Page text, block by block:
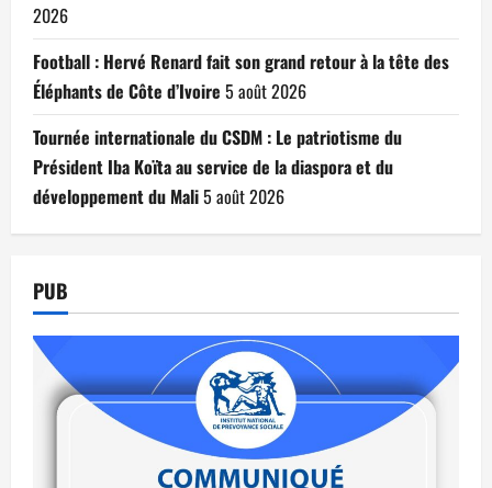
2026
Football : Hervé Renard fait son grand retour à la tête des
Éléphants de Côte d’Ivoire 5 août 2026
Tournée internationale du CSDM : Le patriotisme du
Président Iba Koïta au service de la diaspora et du
développement du Mali5 août 2026
PUB